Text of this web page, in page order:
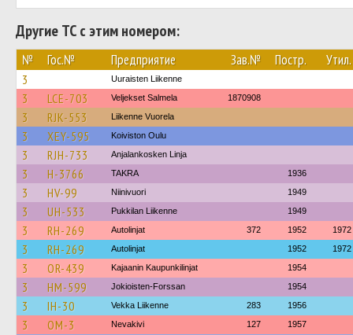
Другие ТС с этим номером:
№ Гос.№ Предприятие Зав.№ Постр. Утил.
3 Uuraisten Liikenne
3 LCE-703 Veljekset Salmela 1870908
3 RJK-553 Liikenne Vuorela
3 XEY-595 Koiviston Oulu
3 RJH-733 Anjalankosken Linja
3 H-3766 TAKRA 1936
3 HV-99 Niinivuori 1949
3 UH-533 Pukkilan Liikenne 1949
3 RH-269 Autolinjat 372 1952 1972
3 RH-269 Autolinjat 1952 1972
3 OR-439 Kajaanin Kaupunkilinjat 1954
3 HM-599 Jokioisten-Forssan 1954
3 IH-30 Vekka Liikenne 283 1956
3 OM-3 Nevakivi 127 1957